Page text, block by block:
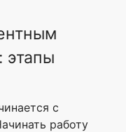
этапы
с
работу